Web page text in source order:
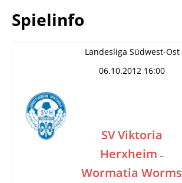
Spielinfo
Landesliga Südwest-Ost
06.10.2012 16:00
SV Viktoria
Herxheim –
Wormatia Worms